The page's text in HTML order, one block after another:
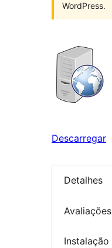
WordPress.
Descarregar
Detalhes
Avaliações
Instalação